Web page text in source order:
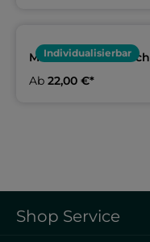
Individualisierbar
Mikrofaserhandtuch
Ab 22,00 €*
Shop Service